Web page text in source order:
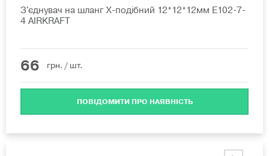
З'єднувач на шланг X-подібний 12*12*12мм E102-7-
4 AIRKRAFT
66 грн. / шт.
ПОВІДОМИТИ ПРО НАЯВНІСТЬ